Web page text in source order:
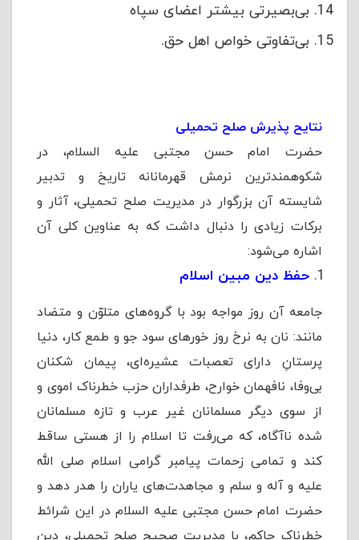
بی‌بصیرتی بیشتر اعضای سپاه
بی‌تفاوتی خواص اهل حق.
نتایح پذیرش صلح تحمیلی
حضرت امام حسن مجتبی علیه السلام، در
شکوهمندترین نرمش قهرمانانه تاریخ و تدبیر
شایسته آن بزرگوار در مدیریت صلح تحمیلی، آثار و
برکات زیادی را دنبال داشت که به عناوین کلی آن
اشاره می‌شود:
حفظ دین مبین اسلام
جامعه آن روز مواجه بود با گروه‌های متلوّن و متضاد
مانند: نان به نرخ روز خورهای سود جو و طمع کار، دنیا
پرستانِ دارای تعصبات عشیره‌ای، پیمان شکنان
بی‌وفا، نافهمان خوارح، طرفداران حزب خطرناک اموی و
از سوی دیگر مسلمانان غیر عرب و تازه مسلمانان
شده ناآگاه، که می‌رفت تا اسلام را از هستی ساقط
کند و تمامی زحمات پیامبر گرامی اسلام صلی الله
علیه و آله و سلم و مجاهدت‌های یاران را هدر دهد و
حضرت امام حسن مجتبی علیه السلام در این شرائط
خطرناک حاکم، با مدیریت صحیح صلح تحمیلی، دین